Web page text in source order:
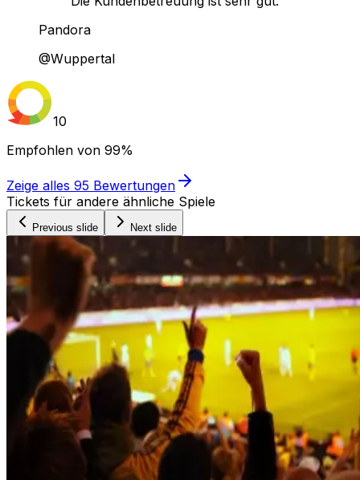
Pandora
@Wuppertal
10
Empfohlen von 99%
Zeige alles 95 Bewertungen
Tickets für andere ähnliche Spiele
Previous slide Next slide